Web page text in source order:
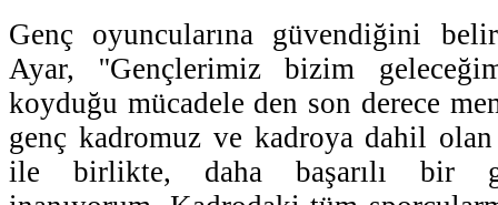
Genç oyuncularına güvendiğini
Ayar, ''Gençlerimiz bizim
koyduğu mücadele den son derece
genç kadromuz ve kadroya dahil
ile birlikte, daha başarılı bir